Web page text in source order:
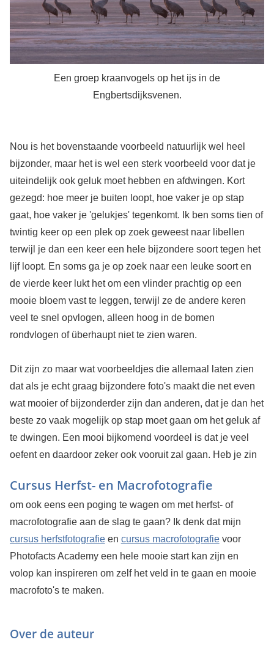
Een groep kraanvogels op het ijs in de
Engbertsdijksvenen.
Nou is het bovenstaande voorbeeld natuurlijk wel heel
bijzonder, maar het is wel een sterk voorbeeld voor dat je
uiteindelijk ook geluk moet hebben en afdwingen. Kort
gezegd: hoe meer je buiten loopt, hoe vaker je op stap
gaat, hoe vaker je 'gelukjes' tegenkomt. Ik ben soms tien of
twintig keer op een plek op zoek geweest naar libellen
terwijl je dan een keer een hele bijzondere soort tegen het
lijf loopt. En soms ga je op zoek naar een leuke soort en
de vierde keer lukt het om een vlinder prachtig op een
mooie bloem vast te leggen, terwijl ze de andere keren
veel te snel opvlogen, alleen hoog in de bomen
rondvlogen of überhaupt niet te zien waren.
Dit zijn zo maar wat voorbeeldjes die allemaal laten zien
dat als je echt graag bijzondere foto's maakt die net even
wat mooier of bijzonderder zijn dan anderen, dat je dan het
beste zo vaak mogelijk op stap moet gaan om het geluk af
te dwingen. Een mooi bijkomend voordeel is dat je veel
oefent en daardoor zeker ook vooruit zal gaan.
Cursus Herfst- en Macrofotografie
Heb je zin
om ook eens een poging te wagen om met herfst- of
macrofotografie aan de slag te gaan? Ik denk dat mijn
cursus herfstfotografieen cursus macrofotografievoor
Photofacts Academy een hele mooie start kan zijn en
volop kan inspireren om zelf het veld in te gaan en mooie
macrofoto's te maken.
Over de auteur